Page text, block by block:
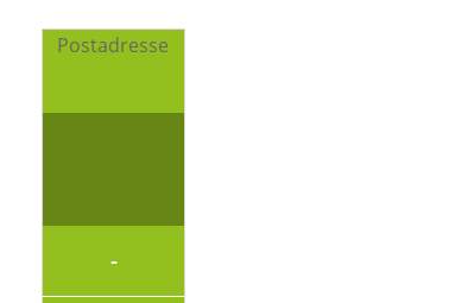
Postadresse
-